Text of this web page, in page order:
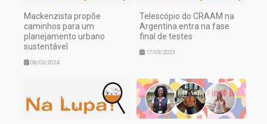
Mackenzista propõe
caminhos para um
planejamento urbano
sustentável
08/03/2024
Telescópio do CRAAM na
Argentina entra na fase
final de testes
17/03/2023